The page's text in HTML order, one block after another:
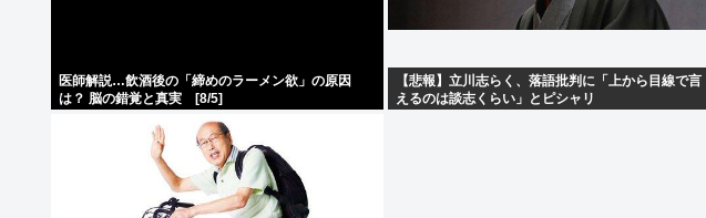
医師解説…飲酒後の「締めのラーメン欲」の原因
は？ 脳の錯覚と真実 [8/5]
【悲報】立川志らく、落語批判に「上から目線で言
えるのは談志くらい」とピシャリ